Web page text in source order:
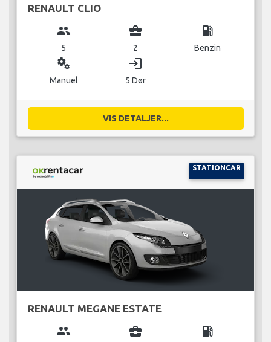
RENAULT CLIO
group
5
business_center
2
local_gas_station
Benzin
miscellaneous_services
Manuel
login
5 Dør
VIS DETALJER...
STATIONCAR
RENAULT MEGANE ESTATE
group business_center local_gas_station